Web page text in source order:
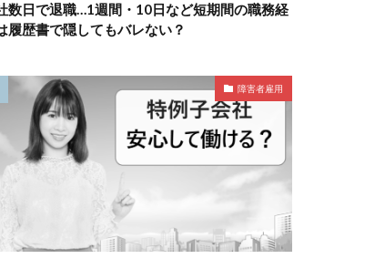
数日で退職…1週間・10日など短期間の職務経
履歴書で隠してもバレない？
障害者雇用